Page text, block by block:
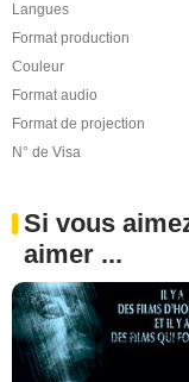
Langues
Format production
Couleur
Format audio
Format de projection
N° de Visa
Si vous
aimer ...